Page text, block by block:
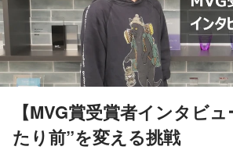
【MVG賞受賞者インタビ
たり前”を変える挑戦